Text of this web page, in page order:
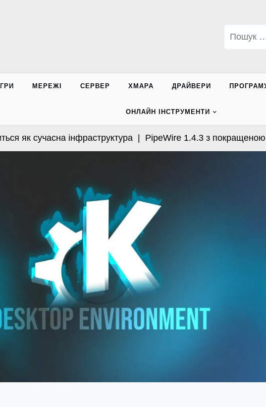
ІГРИ МЕРЕЖІ СЕРВЕР ХМАРА ДРАЙВЕРИ
ОНЛАЙН ІНСТРУМЕНТИ
сучасна інфраструктура |PipeWire 1.4.3 з покращеною